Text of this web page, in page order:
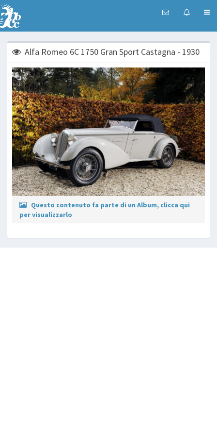
Alfa Romeo 6C 1750 Gran Sport Castagna - 1930
Questo contenuto fa parte di un Album, clicca qui
per visualizzarlo